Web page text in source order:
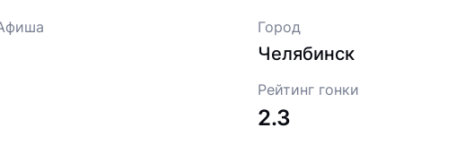
Город
Челябинск
Рейтинг гонки
2.3